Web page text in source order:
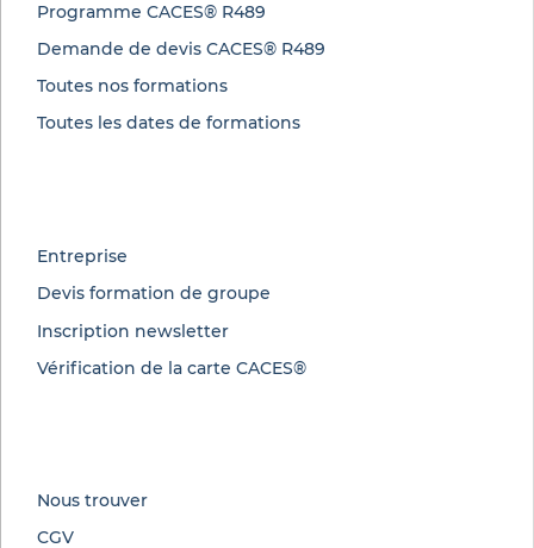
Programme CACES® R489
Demande de devis CACES® R489
Toutes nos formations
Toutes les dates de formations
Nous trouver
CGV
Entreprise
Devis formation de groupe
Inscription newsletter
Vérification de la carte CACES®